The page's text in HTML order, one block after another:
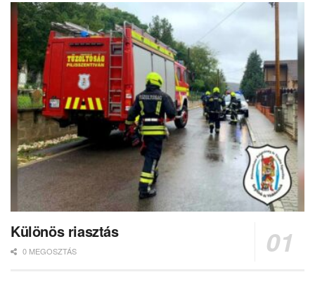
Különös riasztás
0 MEGOSZTÁS